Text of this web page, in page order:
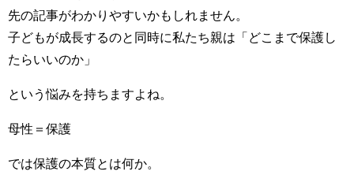
先の記事がわかりやすいかもしれません。
子どもが成長するのと同時に私たち親は「どこまで保護し
たらいいのか」
という悩みを持ちますよね。
母性＝保護
では保護の本質とは何か。